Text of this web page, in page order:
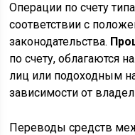
Операции по счету
соответствии с
законодательства.
по счету, облагаются
лиц или подоходным
зависимости от
Переводы средств